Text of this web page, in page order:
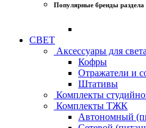
Популярные бренды раздела
СВЕТ
Аксессуары для света
Кофры
Отражатели и
Штативы
Комплекты
Комплекты ТЖК
Автономный